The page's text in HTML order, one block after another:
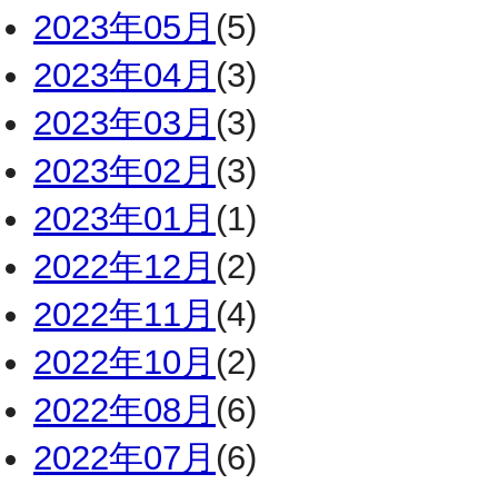
2023年05月 (5)
2023年04月 (3)
2023年03月 (3)
2023年02月 (3)
2023年01月 (1)
2022年12月 (2)
2022年11月 (4)
2022年10月 (2)
2022年08月 (6)
2022年07月 (6)